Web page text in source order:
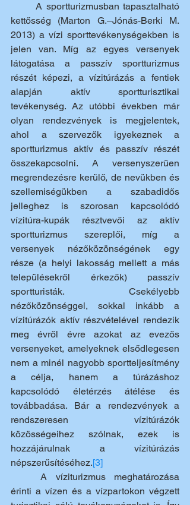
	A sportturizmusban tapasztalható
kettősség (Marton G.–Jónás-Berki M.
2013) a vízi sporttevékenységekben is
jelen van. Míg az egyes versenyek
látogatása a passzív sportturizmus
részét képezi, a vízitúrázás a fentiek
alapján aktív sportturisztikai
tevékenység. Az utóbbi években már
olyan rendezvények is megjelentek,
ahol a szervezők igyekeznek a
sportturizmus aktív és passzív részét
összekapcsolni. A versenyszerűen
megrendezésre kerülő, de nevükben és
szellemiségükben a szabadidős
jelleghez is szorosan kapcsolódó
vízitúra-kupák résztvevői az aktív
sportturizmus szereplői, míg a
versenyek nézőközönségének egy
része (a helyi lakosság mellett a más
településekről érkezők) passzív
sportturisták. Csekélyebb
nézőközönséggel, sokkal inkább a
vízitúrázók aktív részvételével rendezik
meg évről évre azokat az evezős
versenyeket, amelyeknek elsődlegesen
nem a minél nagyobb sportteljesítmény
a célja, hanem a túrázáshoz
kapcsolódó életérzés átélése és
továbbadása. Bár a rendezvények a
rendszeresen vízitúrázók
közösségeihez szólnak, ezek is
hozzájárulnak a vízitúrázás
népszerűsítéséhez.[3]
	A víziturizmus meghatározása
érinti a vízen és a vízpartokon végzett